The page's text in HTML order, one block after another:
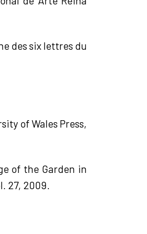
des six lettres du
of Wales Press,
of the Garden in
27, 2009.